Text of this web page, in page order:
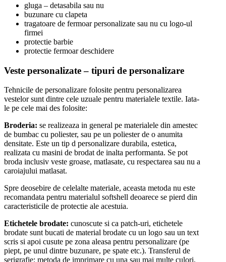
gluga – detasabila sau nu
buzunare cu clapeta
tragatoare de fermoar personalizate sau nu cu logo-ul
firmei
protectie barbie
protectie fermoar deschidere
Veste personalizate – tipuri de personalizare
Tehnicile de personalizare folosite pentru personalizarea
vestelor sunt dintre cele uzuale pentru materialele textile. Iata-
le pe cele mai des folosite:
Broderia: se realizeaza in general pe materialele din amestec
de bumbac cu poliester, sau pe un poliester de o anumita
densitate. Este un tip d personalizare durabila, estetica,
realizata cu masini de brodat de inalta performanta. Se pot
broda inclusiv veste groase, matlasate, cu respectarea sau nu a
caroiajului matlasat.
Spre deosebire de celelalte materiale, aceasta metoda nu este
recomandata pentru materialul softshell deoarece se pierd din
caracteristicile de protectie ale acestuia.
Etichetele brodate: cunoscute si ca patch-uri, etichetele
brodate sunt bucati de material brodate cu un logo sau un text
scris si apoi cusute pe zona aleasa pentru personalizare (pe
piept, pe unul dintre buzunare, pe spate etc.). Transferul de
serigrafie: metoda de imprimare cu una sau mai multe culori,